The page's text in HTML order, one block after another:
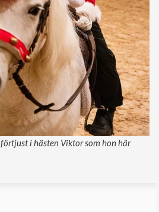
i hästen Viktor som hon här